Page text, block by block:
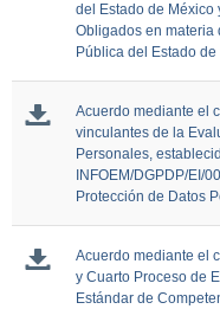
del Estado de México
Obligados en materia
Pública del Estado
Acuerdo mediante el
vinculantes de la
Personales,
INFOEM/DGPDP/EI/
Protección de Datos
Acuerdo mediante el
y Cuarto Proceso de
Estándar de